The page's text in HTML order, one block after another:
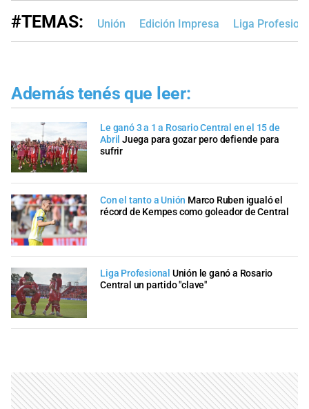
#TEMAS: Unión Edición Impresa Liga
Además tenés que leer:
Le ganó 3 a 1 a Rosario Central en el 15 de
Abril Juega para gozar pero defiende para
sufrir
Con el tanto a Unión Marco Ruben igualó el
récord de Kempes como goleador de Central
Liga Profesional Unión le ganó a Rosario
Central un partido "clave"